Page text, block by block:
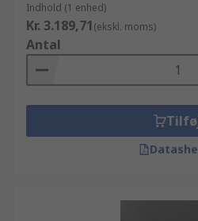
Indhold (1 enhed)
Kr. 3.189,71(ekskl. moms)
Antal